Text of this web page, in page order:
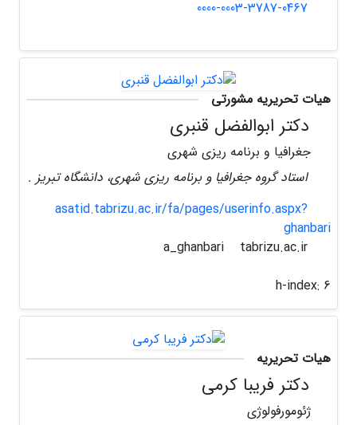
0000-0003-3787-0467
هیات تحریریه مشورتی
دکتر ابوالفضل قنبری
جغرافیا و برنامه ریزی شهری
استاد گروه جغرافیا و برنامه ریزی شهری، دانشگاه تبریز .
asatid.tabrizu.ac.ir/fa/pages/userinfo.aspx?
ghanbari
tabrizu.ac.ir
h-index: 6
هیات تحریریه
دکتر فریبا کرمی
ژئومورفولوژی